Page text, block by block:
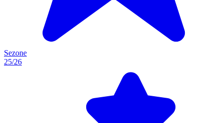
Sezone
25/26